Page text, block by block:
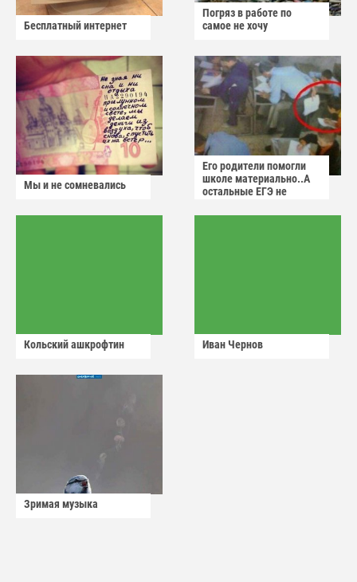
Бесплатный интернет
Погряз в работе по
самое не хочу
Мы и не сомневались
Его родители помогли
школе материально..А
остальные ЕГЭ не
Кольский ашкрофтин Иван Чернов
Зримая музыка